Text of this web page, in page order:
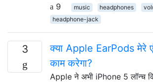
9
music headphones
headphone-jack
3
क्या Apple EarPods मेरे
काम करेगा?
Apple ने अभी iPhone 5 लॉन्च